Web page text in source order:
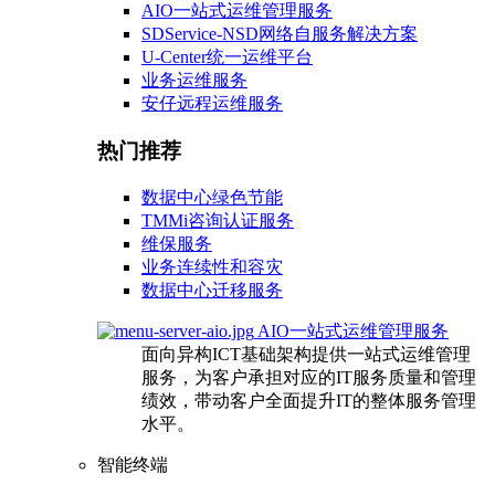
AIO一站式运维管理服务
SDService-NSD网络自服务解决方案
U-Center统一运维平台
业务运维服务
安仔远程运维服务
热门推荐
数据中心绿色节能
TMMi咨询认证服务
维保服务
业务连续性和容灾
数据中心迁移服务
AIO一站式运维管理服务
面向异构ICT基础架构提供一站式运维管理
服务，为客户承担对应的IT服务质量和管理
绩效，带动客户全面提升IT的整体服务管理
水平。
智能终端